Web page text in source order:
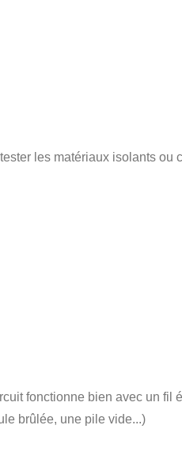
les matériaux isolants
fonctionne bien avec un
brûlée, une pile vide...)